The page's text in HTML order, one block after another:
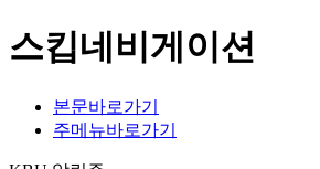
스킵네비게이션
본문바로가기
주메뉴바로가기